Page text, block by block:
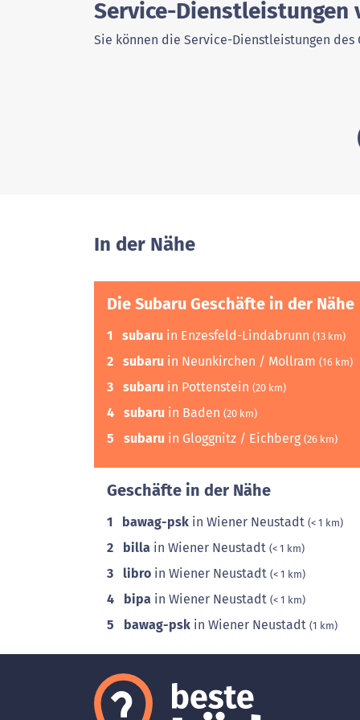
Service-Dienstleistungen
Sie können die Service-Dienstleistungen des
In der Nähe
Die Subaru Geschäfte in der Nähe
1 subaru in Enzesfeld-Lindabrunn (13 km)
2 subaru in Neunkirchen / Mollram (16 km)
3 subaru in Pottenstein (20 km)
4 subaru in Baden (20 km)
5 subaru in Gloggnitz / Eichberg (26 km)
Geschäfte in der Nähe
1 bawag-psk in Wiener Neustadt (< 1 km)
2 billa in Wiener Neustadt (< 1 km)
3 libro in Wiener Neustadt (< 1 km)
4 bipa in Wiener Neustadt (< 1 km)
5 bawag-psk in Wiener Neustadt (1 km)